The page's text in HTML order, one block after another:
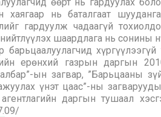
хаягаар нь баталгаат
гардуулж чадаагүй
шаардлага нь сонины
барьцаалуулагчид
ерөнхий газрын даргын
ын загвар, ”Барьцааны
үнэт цаас”-ны
даргын тушаал